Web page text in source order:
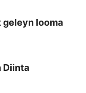
geleyn looma
Diinta